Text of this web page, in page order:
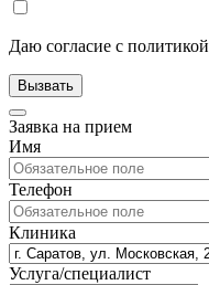
Даю согласие с политикой
Заявка на прием
Имя
Телефон
Клиника
Услуга/специалист